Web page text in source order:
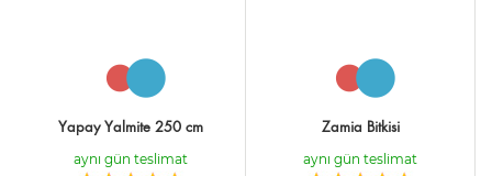
Yapay Yalmite 250 cm
aynı gün teslimat
Zamia Bitkisi
aynı gün teslimat